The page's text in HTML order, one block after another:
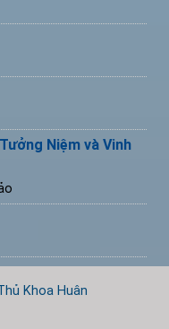
Niệm và Vinh
Khoa Huân